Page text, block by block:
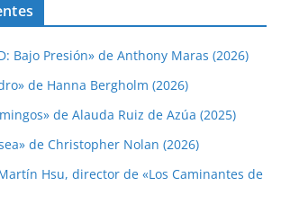
Bajo Presión» de Anthony Maras (2026)
de Hanna Bergholm (2026)
de Alauda Ruiz de Azúa (2025)
de Christopher Nolan (2026)
Hsu, director de «Los Caminantes de